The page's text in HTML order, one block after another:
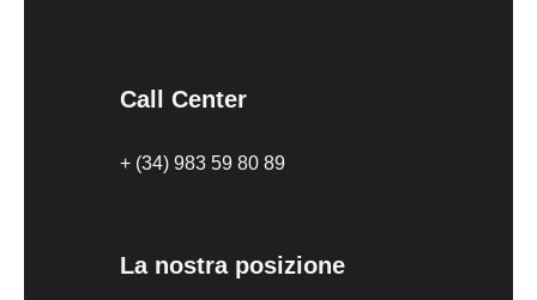
Call Center
+ (34) 983 59 80 89
La nostra posizione